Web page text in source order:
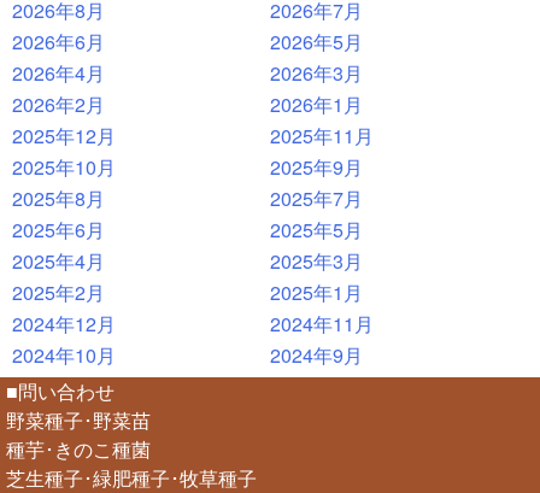
2026年8月
2026年7月
2026年6月
2026年5月
2026年4月
2026年3月
2026年2月
2026年1月
2025年12月
2025年11月
2025年10月
2025年9月
2025年8月
2025年7月
2025年6月
2025年5月
2025年4月
2025年3月
2025年2月
2025年1月
2024年12月
2024年11月
2024年10月
2024年9月
■問い合わせ
野菜種子･野菜苗
種芋･きのこ種菌
芝生種子･緑肥種子･牧草種子